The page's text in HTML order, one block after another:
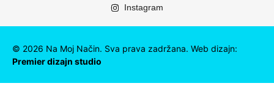
Instagram
© 2026 Na Moj Način. Sva prava zadržana. Web dizajn:
Premier dizajn studio